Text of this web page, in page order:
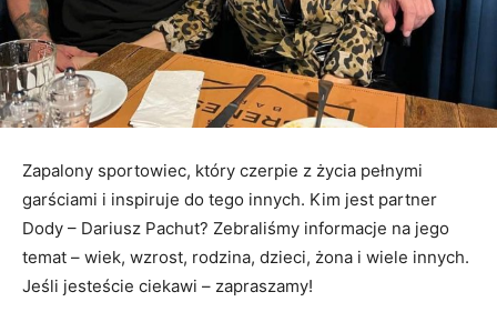
Zapalony sportowiec, który czerpie z życia pełnymi
garściami i inspiruje do tego innych. Kim jest partner
Dody – Dariusz Pachut? Zebraliśmy informacje na jego
temat – wiek, wzrost, rodzina, dzieci, żona i wiele innych.
Jeśli jesteście ciekawi – zapraszamy!